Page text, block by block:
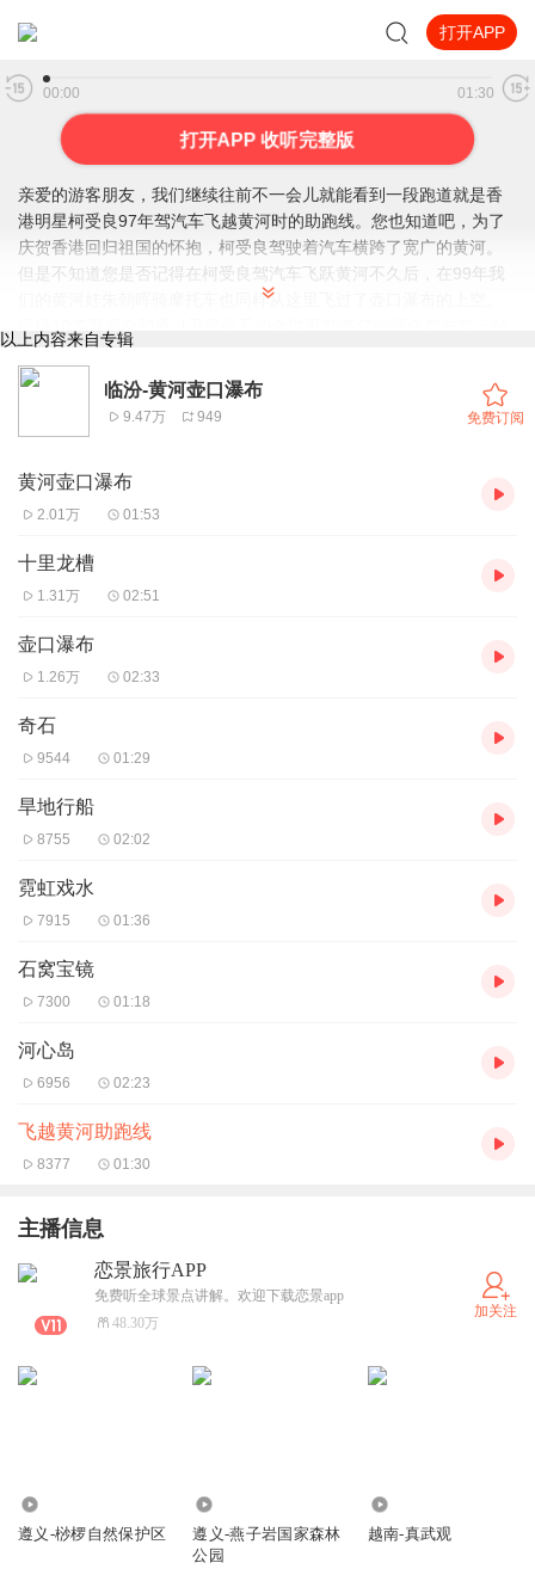
打开APP
飞越黄河助跑线
00:00 01:30
打开APP 收听完整版
亲爱的游客朋友，我们继续往前不一会儿就能看到一段跑道就是香
港明星柯受良97年驾汽车飞越黄河时的助跑线。您也知道吧，为了
庆贺香港回归祖国的怀抱，柯受良驾驶着汽车横跨了宽广的黄河。
但是不知道您是否记得在柯受良驾汽车飞跃黄河不久后，在99年我
们的黄河娃朱朝晖骑摩托车也同样从这里飞过了壶口瀑布的上空。
间看到了这又一飞跃黄河的壮举。这挑战自我；战胜大自然的壮
举；展现了我们黄河儿子的英勇气概。虽然，这样历史性的时刻难
得一遇，但这里痕迹却是永远抹不去的，他们英勇的事迹也铭刻在
我们心中，彰显了我们中华儿女的爱国、勇敢、朴实之心。好了，
不是您旅行的结束！亲爱的游客朋友，希望壶口瀑布能带给您一个
难以忘记的旅行！
以上内容来自专辑
临汾-黄河壶口瀑布
9.47万 949 免费订阅
黄河壶口瀑布
2.01万 01:53
十里龙槽
1.31万 02:51
壶口瀑布
1.26万 02:33
奇石
9544 01:29
旱地行船
8755 02:02
霓虹戏水
7915 01:36
石窝宝镜
7300 01:18
河心岛
6956 02:23
飞越黄河助跑线
8377 01:30
主播信息
恋景旅行APP
免费听全球景点讲解。欢迎下载恋景app
48.30万
加关注
遵义-桫椤自然保护区
遵义-燕子岩国家森林
公园
越南-真武观